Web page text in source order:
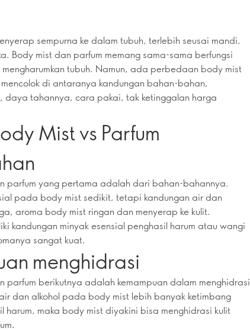
sempurna ke dalam tubuh, terlebih seusai mandi,
Body mist dan parfum memang sama-sama berfungsi
mengharumkan tubuh. Namun, ada perbedaan body mist
di antaranya kandungan bahan-bahan,
daya tahannya, cara pakai, tak ketinggalan harga
Mist vs Parfum
parfum yang pertama adalah dari bahan-bahannya.
pada body mist sedikit, tetapi kandungan air dan
aroma body mist ringan dan menyerap ke kulit.
kandungan minyak esensial penghasil harum atau wangi
sangat kuat.
menghidrasi
parfum berikutnya adalah kemampuan dalam menghidrasi
dan alkohol pada body mist lebih banyak ketimbang
harum, maka body mist diyakini bisa menghidrasi kulit